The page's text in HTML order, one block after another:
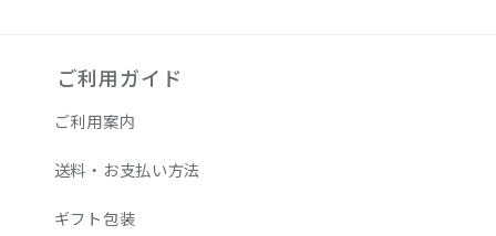
ご利用ガイド
ご利用案内
送料・お支払い方法
ギフト包装